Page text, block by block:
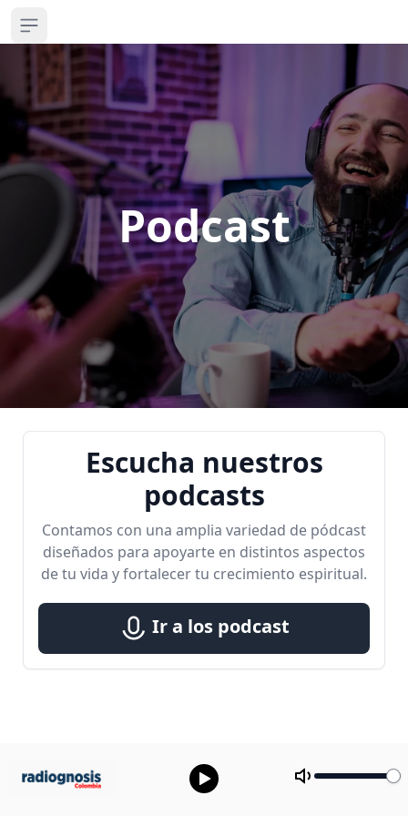
Open sidebar
Podcast
Escucha nuestros
podcasts
Contamos con una amplia variedad de pódcast
diseñados para apoyarte en distintos aspectos
de tu vida y fortalecer tu crecimiento espiritual.
Ir a los podcast